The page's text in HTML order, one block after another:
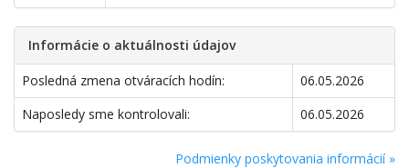
Informácie o aktuálnosti údajov
Posledná zmena otváracích hodín:
06.05.2026
Naposledy sme kontrolovali:
06.05.2026
Podmienky poskytovania informácií »